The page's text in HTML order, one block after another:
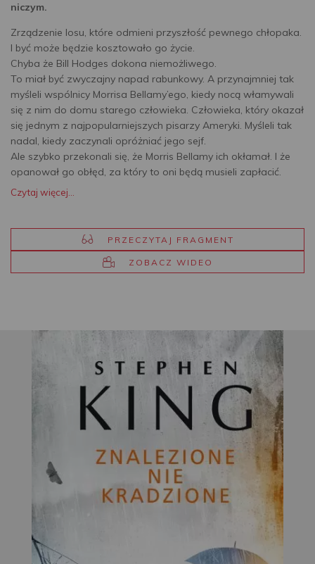
niczym.
Zrządzenie losu, które odmieni przyszłość pewnego chłopaka.
I być może będzie kosztowało go życie.
Chyba że Bill Hodges dokona niemożliwego.
To miał być zwyczajny napad rabunkowy. A przynajmniej tak
myśleli wspólnicy Morrisa Bellamy’ego, kiedy nocą włamywali
się z nim do domu starego człowieka. Człowieka, który okazał
się jednym z najpopularniejszych pisarzy Ameryki. Myśleli tak
nadal, kiedy zaczynali opróżniać jego sejf.
Ale szybko przekonali się, że Morris Bellamy ich okłamał. I że
opanował go obłęd, za który to oni będą musieli zapłacić.
Czytaj więcej...
PRZECZYTAJ FRAGMENT
ZOBACZ WIDEO